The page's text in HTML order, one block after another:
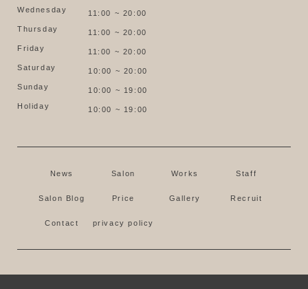
Wednesday
11:00 ~ 20:00
Thursday
11:00 ~ 20:00
Friday
11:00 ~ 20:00
Saturday
10:00 ~ 20:00
Sunday
10:00 ~ 19:00
Holiday
10:00 ~ 19:00
News Salon Works Staff
Salon Blog Price Gallery Recruit
Contact privacy policy